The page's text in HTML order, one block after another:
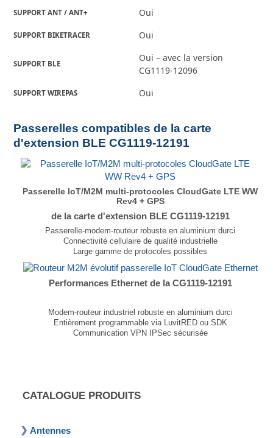
SUPPORT ANT / ANT+ Oui
SUPPORT BIKETRACER Oui
SUPPORT BLE
Oui – avec la version
CG1119-12096
SUPPORT WIREPAS Oui
Passerelles compatibles de la carte
d'extension BLE CG1119-12191
Passerelle IoT/M2M multi-protocoles CloudGate LTE WW
Rev4 + GPS
de la carte d'extension BLE CG1119-12191
Passerelle-modem-routeur robuste en aluminium durci
Connectivité cellulaire de qualité industrielle
Large gamme de protocoles possibles
Entièrement programmable via LuvitRED ou SDK
1 slot libre pour carte d’extension
Performances Ethernet de la CG1119-12191
Modem-routeur industriel robuste en aluminium durci
Entièrement programmable via LuvitRED ou SDK
Communication VPN IPSec sécurisée
CATALOGUE PRODUITS
Antennes